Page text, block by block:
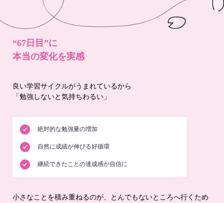
“67日目”に
本当の変化を実感
良い学習サイクルがうまれているから
「勉強しないと気持ちわるい」
絶対的な勉強量の増加
自然に成績が伸びる好循環
継続できたことの達成感が自信に
小さなことを積み重ねるのが、とんでもないところへ行くため